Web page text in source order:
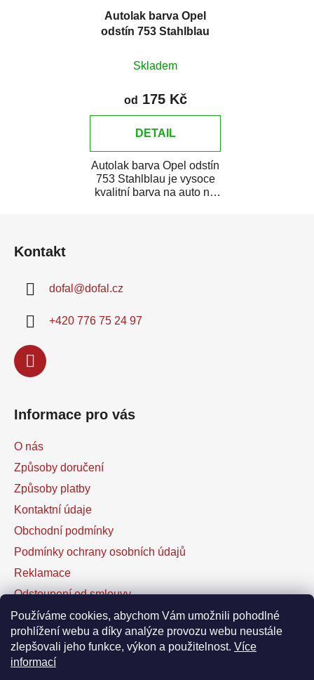
Používáme cookies, abychom Vám umožnili pohodlné
prohlížení webu a díky analýze provozu webu neustále
zlepšovali jeho funkce, výkon a použitelnost. Více
informací
Autolak barva Opel
odstín 753 Stahlblau
Skladem
od 175 Kč
DETAIL
Autolak barva Opel odstín
753 Stahlblau je vysoce
kvalitní barva na auto na
Kontakt
dofal @dofal.cz
+420 776 75 24 97
Informace pro vás
O nás
Způsoby doručení
Způsoby platby
Kontaktní údaje
Obchodní podmínky
Podmínky ochrany osobních údajů
Reklamace
Odstoupení od smlouvy
Kontaktní formulář
Facebook